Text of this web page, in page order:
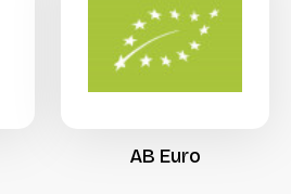
AB Euro